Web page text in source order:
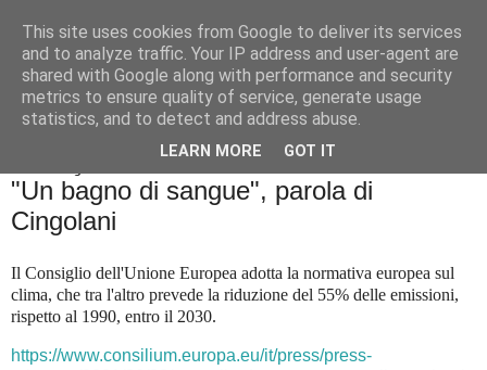
Badiale & Tringali
"Un bagno di sangue", parola di
Cingolani
Il Consiglio dell'Unione Europea adotta la normativa europea sul
clima, che tra l'altro prevede la riduzione del 55% delle emissioni,
rispetto al 1990, entro il 2030.
https://www.consilium.europa.eu/it/press/press-
This site uses cookies from Google to deliver its services
and to analyze traffic. Your IP address and user-agent are
shared with Google along with performance and security
metrics to ensure quality of service, generate usage
statistics, and to detect and address abuse.
LEARN MORE GOT IT